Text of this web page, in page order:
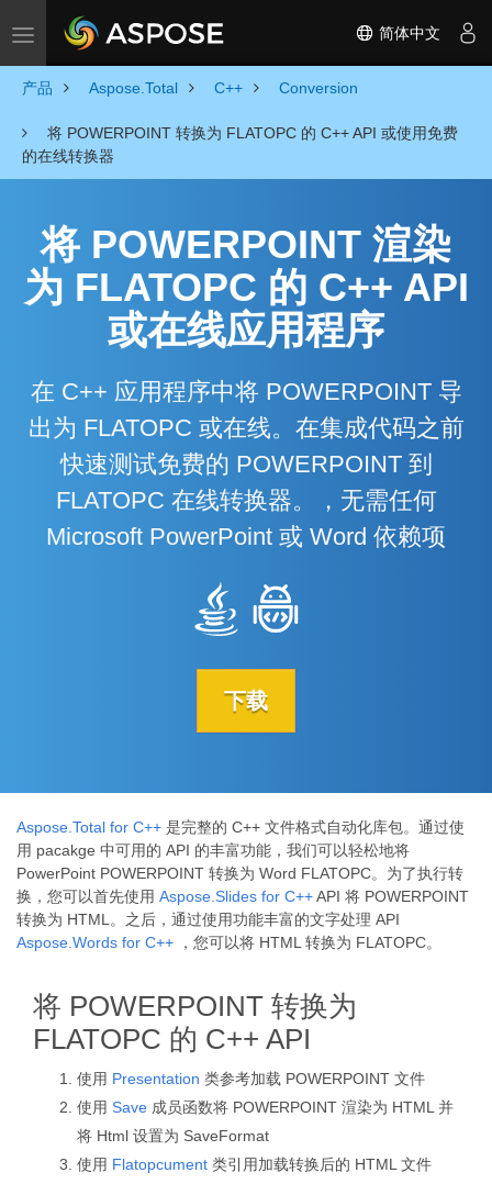
Toggle navigation 简体中文
产品 Aspose.Total C++ Conversion
将 POWERPOINT 转换为 FLATOPC 的 C++ API 或使用免费
的在线转换器
将 POWERPOINT 渲染
为 FLATOPC 的 C++ API
或在线应用程序
在 C++ 应用程序中将 POWERPOINT 导
出为 FLATOPC 或在线。在集成代码之前
快速测试免费的 POWERPOINT 到
FLATOPC 在线转换器。，无需任何
Microsoft PowerPoint 或 Word 依赖项
下载
Aspose.Total for C++ 是完整的 C++ 文件格式自动化库包。通过使
用 pacakge 中可用的 API 的丰富功能，我们可以轻松地将
PowerPoint POWERPOINT 转换为 Word FLATOPC。为了执行转
换，您可以首先使用 Aspose.Slides for C++API 将 POWERPOINT
转换为 HTML。之后，通过使用功能丰富的文字处理 API
Aspose.Words for C++ ，您可以将 HTML 转换为 FLATOPC。
将 POWERPOINT 转换为
FLATOPC 的 C++ API
使用 Presentation 类参考加载 POWERPOINT 文件
使用 Save 成员函数将 POWERPOINT 渲染为 HTML 并
将 Html 设置为 SaveFormat
使用 Flatopcument 类引用加载转换后的 HTML 文件